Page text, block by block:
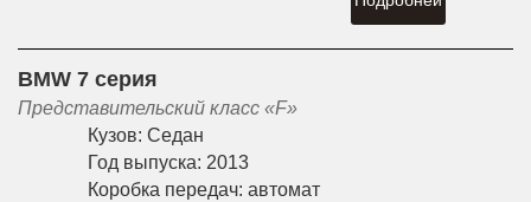
BMW 7 серия
Представительский класс «F»
Кузов: Седан
Год выпуска: 2013
Коробка передач: автомат